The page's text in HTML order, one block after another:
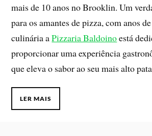
mais de 10 anos no Brooklin. Um
para os amantes de pizza, com anos
culinária aPizzaria Baldoinoestá
proporcionar uma experiência
que eleva o sabor ao seu mais alto
LER MAIS